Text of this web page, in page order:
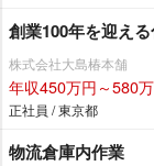
創業100年を迎え
株式会社大島椿本舗
年収450万円～580
正社員 / 東京都
物流倉庫内作業